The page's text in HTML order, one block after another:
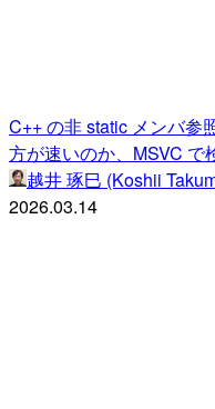
C++ の非 static メンバ参
方が速いのか、MSVC で
越井 琢巳 (Koshii
2026.03.14